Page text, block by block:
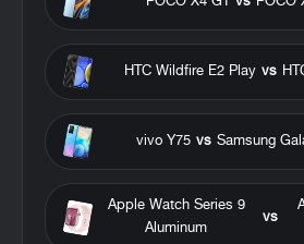
vs
HTC Wildfire E2 Play
Samsung
vs
vivo Y75
vs
Apple Watch Series 9
Aluminum